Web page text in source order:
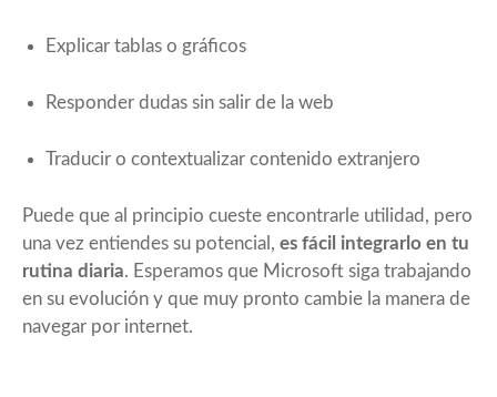
Explicar tablas o gráficos
Responder dudas sin salir de la web
Traducir o contextualizar contenido extranjero
Puede que al principio cueste encontrarle utilidad, pero
una vez entiendes su potencial, es fácil integrarlo en tu
rutina diaria. Esperamos que Microsoft siga trabajando
en su evolución y que muy pronto cambie la manera de
navegar por internet.